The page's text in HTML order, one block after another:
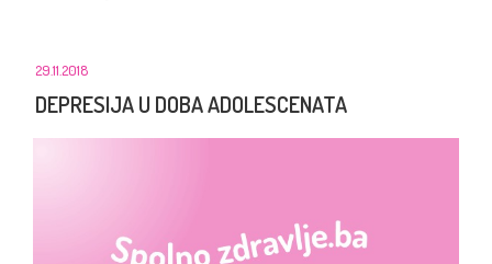
29.11.2018
DEPRESIJA U DOBA ADOLESCENATA